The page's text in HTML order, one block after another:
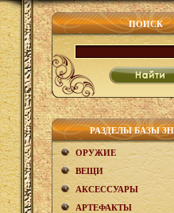
ПОИСК
РАЗДЕЛЫ БАЗЫ
ОРУЖИЕ
ВЕЩИ
АКCЕСCУАРЫ
АРТЕФАКТЫ